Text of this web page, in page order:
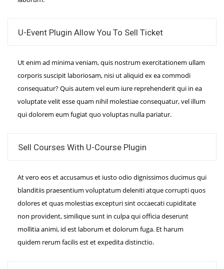
U-Event Plugin Allow You To Sell Ticket
Ut enim ad minima veniam, quis nostrum exercitationem ullam
corporis suscipit laboriosam, nisi ut aliquid ex ea commodi
consequatur? Quis autem vel eum iure reprehenderit qui in ea
voluptate velit esse quam nihil molestiae consequatur, vel illum
qui dolorem eum fugiat quo voluptas nulla pariatur.
Sell Courses With U-Course Plugin
At vero eos et accusamus et iusto odio dignissimos ducimus qui
blanditiis praesentium voluptatum deleniti atque corrupti quos
dolores et quas molestias excepturi sint occaecati cupiditate
non provident, similique sunt in culpa qui officia deserunt
mollitia animi, id est laborum et dolorum fuga. Et harum
quidem rerum facilis est et expedita distinctio.